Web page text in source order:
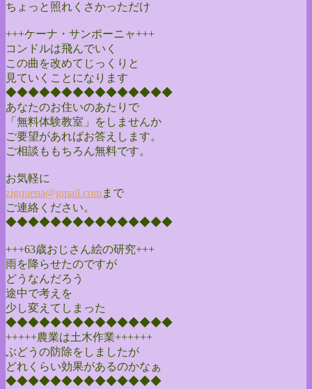
ちょっと照れくさかっただけ
+++ケーナ・サンポーニャ+++
コンドルは飛んでいく
この曲を改めてじっくりと
見ていくことになります
◆◆◆◆◆◆◆◆◆◆◆◆◆◆◆
あなたのお住いのあたりで
「無料体験教室」をしませんか
ご要望があればお答えします。
ご相談ももちろん無料です。
お気軽に
zigquena@gmail.comまで
ご連絡ください。
◆◆◆◆◆◆◆◆◆◆◆◆◆◆◆
+++63歳おじさん絵の研究+++
雨を降らせたのですが
どうなんだろう
途中で考えを
少し変えてしまった
◆◆◆◆◆◆◆◆◆◆◆◆◆◆◆
+++++農業は土木作業++++++
ぶどうの防除をしましたが
どれくらい効果があるのかなぁ
◆◆◆◆◆◆◆◆◆◆◆◆◆◆